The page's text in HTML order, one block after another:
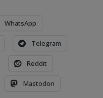
WhatsApp
Telegram
Reddit
Mastodon